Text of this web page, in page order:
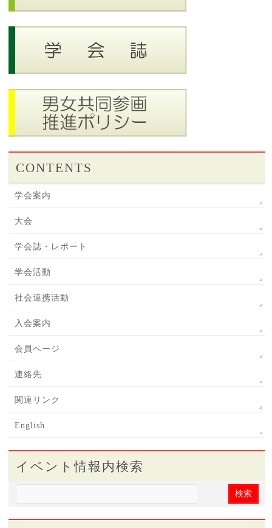
CONTENTS
学会案内
大会
学会誌・レポート
学会活動
社会連携活動
入会案内
会員ページ
連絡先
関連リンク
English
イベント情報内検索